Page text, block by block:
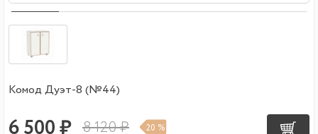
Комод Дуэт-8 (№44)
8 120 ₽ 20 %